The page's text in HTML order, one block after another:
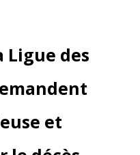
Ligue des
et